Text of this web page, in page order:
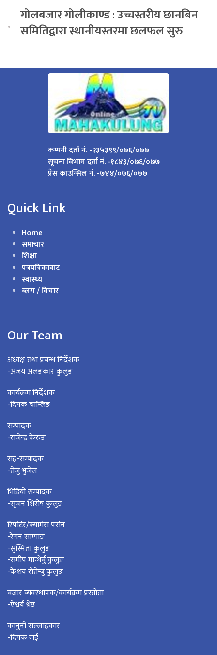
. गोलबजार गोलीकाण्ड : उच्चस्तरीय छानबिन
समितिद्वारा स्थानीयस्तरमा छलफल सुरु
कम्पनी दर्ता नं. -२३५३९९/०७६/०७७
सूचना विभाग दर्ता नं. -१८४३/०७६/०७७
प्रेस काउन्सिल नं. -७४४/०७६/०७७
Quick Link
Home
समाचार
शिक्षा
पत्रपत्रिकाबाट
स्वास्थ्य
ब्लग / विचार
Our Team
अध्यक्ष तथा प्रबन्ध निर्देशक
-अजय अलङकार कुलुङ
कार्यक्रम निर्देशक
-दिपक चाम्लिङ
सम्पादक
-राजेन्द्र केरुङ
सह-सम्पादक
-तेजु भुजेल
भिडियो सम्पादक
-सृजन शिरीष कुलुङ
रिपोर्टर/क्यामेरा पर्सन
-रेगन साम्पाङ
-सुस्मिता कुलुङ
-समीप मान्थेर्बु कुलुङ
-केशव रोतेम्बु कुलुङ
बजार ब्यवस्थापक/कार्यक्रम प्रस्तोता
-ऐश्वर्य श्रेष्ठ
कानुनी सल्लाहकार
-दिपक राई